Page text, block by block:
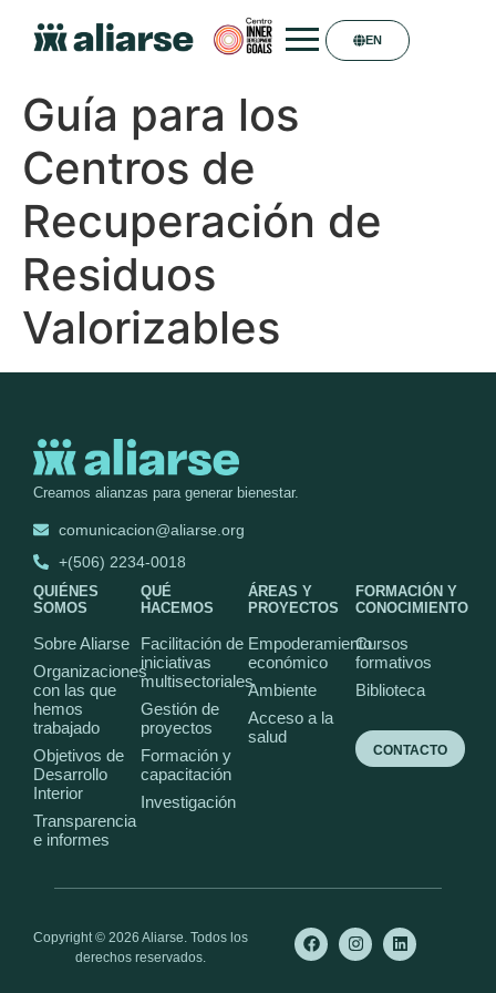
EN
Guía para los
Centros de
Recuperación de
Residuos
Valorizables
Creamos alianzas para generar bienestar.
comunicacion@aliarse.org
+(506) 2234-0018
QUIÉNES
SOMOS
Sobre Aliarse
Organizaciones
con las que
hemos
trabajado
Objetivos de
Desarrollo
Interior
Transparencia
e informes
QUÉ
HACEMOS
Facilitación de
iniciativas
multisectoriales
Gestión de
proyectos
Formación y
capacitación
Investigación
ÁREAS Y
PROYECTOS
Empoderamiento
económico
Ambiente
Acceso a la
salud
FORMACIÓN Y
CONOCIMIENTO
Cursos
formativos
Biblioteca
CONTACTO
Copyright © 2026 Aliarse. Todos los
derechos reservados.